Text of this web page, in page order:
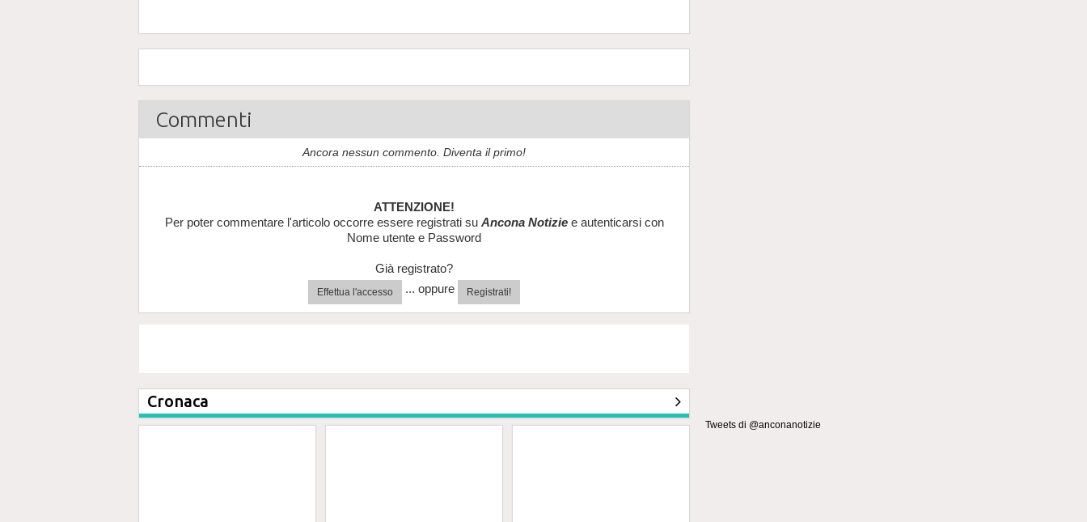
Commenti
Ancora nessun commento. Diventa il primo!
ATTENZIONE!
Per poter commentare l'articolo occorre essere registrati su Ancona Notiziee autenticarsi con
Nome utente e Password
Già registrato?
Effettua l'accesso ... oppure Registrati!
Cronaca
Tweets di @anconanotizie